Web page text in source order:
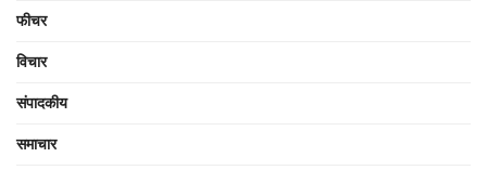
फीचर
विचार
संपादकीय
समाचार